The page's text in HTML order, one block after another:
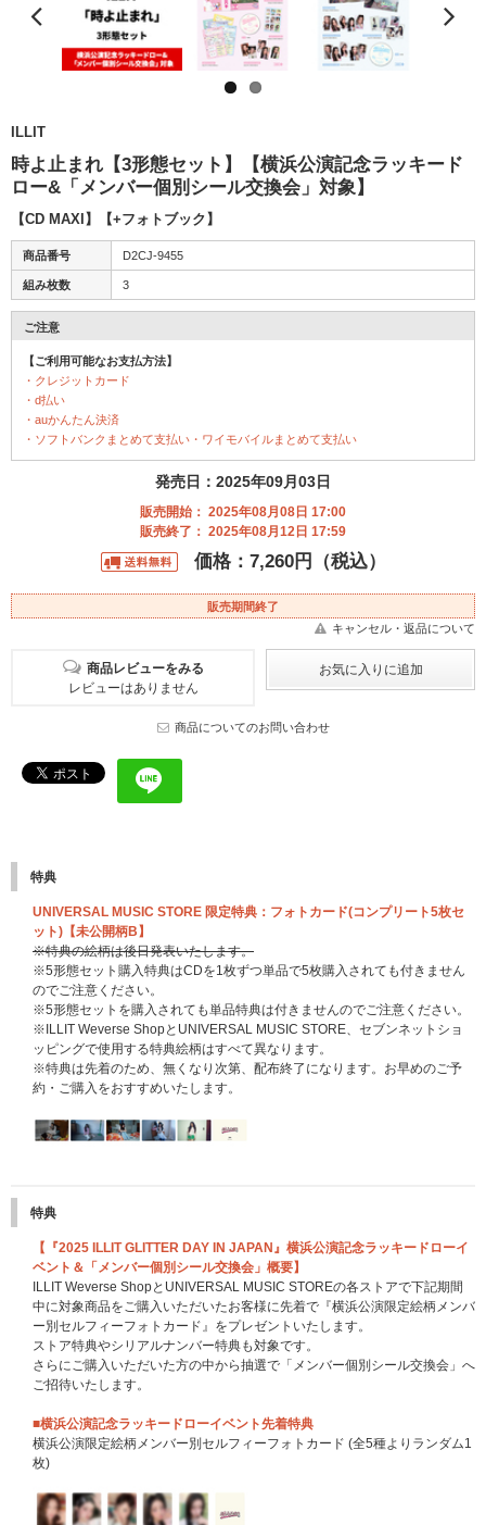
ILLIT
時よ止まれ【3形態セット】【横浜公演記念ラッキード
ロー&「メンバー個別シール交換会」対象】
【CD MAXI】【+フォトブック】
商品番号 D2CJ-9455
組み枚数 3
ご注意
【ご利用可能なお支払方法】
・クレジットカード
・d払い
・auかんたん決済
・ソフトバンクまとめて支払い・ワイモバイルまとめて支払い
発売日：2025年09月03日
販売開始： 2025年08月08日 17:00
販売終了： 2025年08月12日 17:59
価格：7,260円（税込）
販売期間終了
キャンセル・返品について
商品レビューをみる
レビューはありません
商品についてのお問い合わせ
特典
UNIVERSAL MUSIC STORE 限定特典：フォトカード(コンプリート5枚セ
ット)【未公開柄B】
※特典の絵柄は後日発表いたします。
※5形態セット購入特典はCDを1枚ずつ単品で5枚購入されても付きません
のでご注意ください。
※5形態セットを購入されても単品特典は付きませんのでご注意ください。
※ILLIT Weverse ShopとUNIVERSAL MUSIC STORE、セブンネットショ
ッピングで使用する特典絵柄はすべて異なります。
※特典は先着のため、無くなり次第、配布終了になります。お早めのご予
約・ご購入をおすすめいたします。
特典
【『2025 ILLIT GLITTER DAY IN JAPAN』横浜公演記念ラッキードローイ
ベント＆「メンバー個別シール交換会」概要】
ILLIT Weverse ShopとUNIVERSAL MUSIC STOREの各ストアで下記期間
中に対象商品をご購入いただいたお客様に先着で『横浜公演限定絵柄メンバ
ー別セルフィーフォトカード』をプレゼントいたします。
ストア特典やシリアルナンバー特典も対象です。
さらにご購入いただいた方の中から抽選で「メンバー個別シール交換会」へ
ご招待いたします。
■横浜公演記念ラッキードローイベント先着特典
横浜公演限定絵柄メンバー別セルフィーフォトカード (全5種よりランダム1
枚)